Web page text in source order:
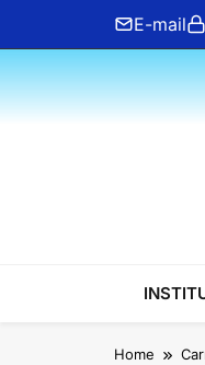
content
E-mail
Home